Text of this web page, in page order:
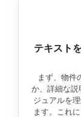
テキスト
まず、物件
か、詳細な説
ジュアルを
ます。これ